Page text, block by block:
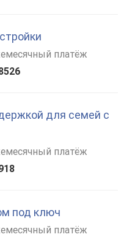
платёж
для семей с
платёж
под ключ
платёж